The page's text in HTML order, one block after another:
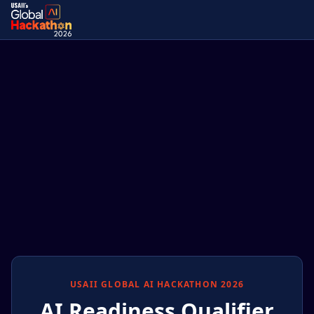
USAII GLOBAL AI HACKATHON 2026